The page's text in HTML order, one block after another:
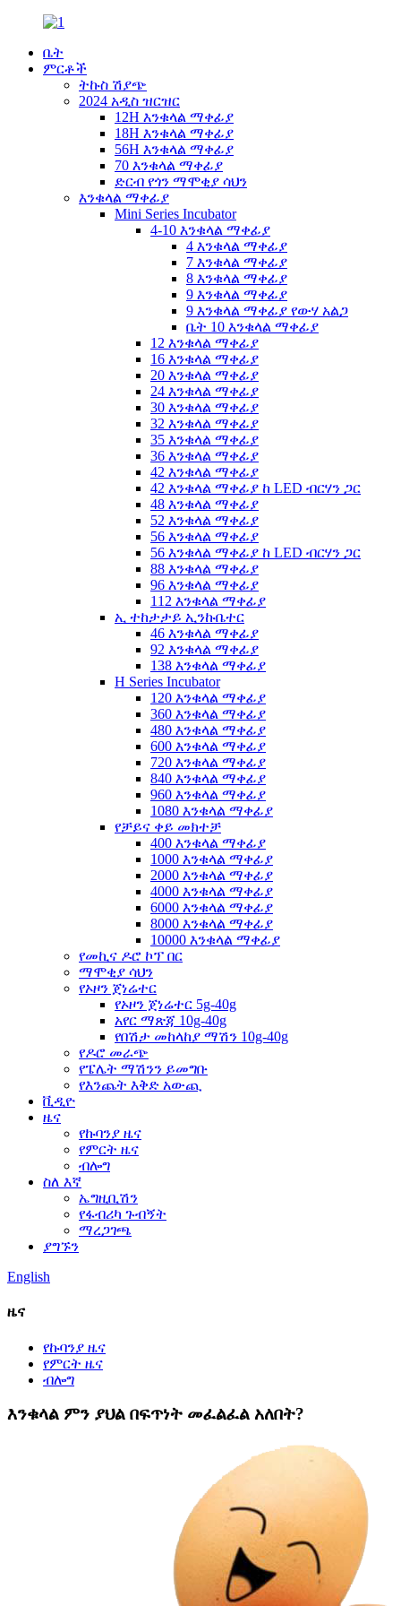
ቤት
ምርቶች
ትኩስ ሽያጭ
2024 አዲስ ዝርዝር
12H እንቁላል ማቀፊያ
18H እንቁላል ማቀፊያ
56H እንቁላል ማቀፊያ
70 እንቁላል ማቀፊያ
ድርብ የጎን ማሞቂያ ሳህን
እንቁላል ማቀፊያ
Mini Series Incubator
4-10 እንቁላል ማቀፊያ
4 እንቁላል ማቀፊያ
7 እንቁላል ማቀፊያ
8 እንቁላል ማቀፊያ
9 እንቁላል ማቀፊያ
9 እንቁላል ማቀፊያ የውሃ አልጋ
ቤት 10 እንቁላል ማቀፊያ
12 እንቁላል ማቀፊያ
16 እንቁላል ማቀፊያ
20 እንቁላል ማቀፊያ
24 እንቁላል ማቀፊያ
30 እንቁላል ማቀፊያ
32 እንቁላል ማቀፊያ
35 እንቁላል ማቀፊያ
36 እንቁላል ማቀፊያ
42 እንቁላል ማቀፊያ
42 እንቁላል ማቀፊያ ከ LED ብርሃን ጋር
48 እንቁላል ማቀፊያ
52 እንቁላል ማቀፊያ
56 እንቁላል ማቀፊያ
56 እንቁላል ማቀፊያ ከ LED ብርሃን ጋር
88 እንቁላል ማቀፊያ
96 እንቁላል ማቀፊያ
112 እንቁላል ማቀፊያ
ኢ ተከታታይ ኢንኩቤተር
46 እንቁላል ማቀፊያ
92 እንቁላል ማቀፊያ
138 እንቁላል ማቀፊያ
H Series Incubator
120 እንቁላል ማቀፊያ
360 እንቁላል ማቀፊያ
480 እንቁላል ማቀፊያ
600 እንቁላል ማቀፊያ
720 እንቁላል ማቀፊያ
840 እንቁላል ማቀፊያ
960 እንቁላል ማቀፊያ
1080 እንቁላል ማቀፊያ
የቻይና ቀይ መክተቻ
400 እንቁላል ማቀፊያ
1000 እንቁላል ማቀፊያ
2000 እንቁላል ማቀፊያ
4000 እንቁላል ማቀፊያ
6000 እንቁላል ማቀፊያ
8000 እንቁላል ማቀፊያ
10000 እንቁላል ማቀፊያ
የመኪና ዶሮ ኮፕ በር
ማሞቂያ ሳህን
የኦዞን ጀነሬተር
የኦዞን ጀነሬተር 5g-40g
አየር ማጽጃ 10g-40g
የበሽታ መከላከያ ማሽን 10g-40g
የዶሮ መራጭ
የፔሌት ማሽንን ይመግቡ
የእንጨት እቅድ አውጪ
ቪዲዮ
ዜና
የኩባንያ ዜና
የምርት ዜና
ብሎግ
ስለ እኛ
ኤግዚቢሽን
የፋብሪካ ጉብኝት
ማረጋገጫ
ያግኙን
English
ዜና
የኩባንያ ዜና
የምርት ዜና
ብሎግ
እንቁላል ምን ያህል በፍጥነት መፈልፈል አለበት?